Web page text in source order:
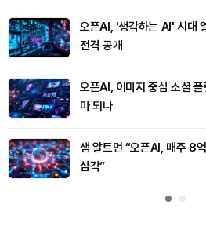
오픈AI, '생각하는 AI' 시대
전격 공개
오픈AI, 이미지 중심 소셜
마 되나
샘 알트먼 “오픈AI, 매주 8
심각”